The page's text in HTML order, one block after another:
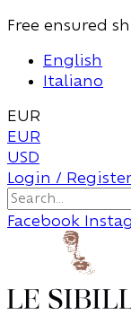
Free ensured
English
Italiano
EUR
EUR
USD
Login / Register
Facebook